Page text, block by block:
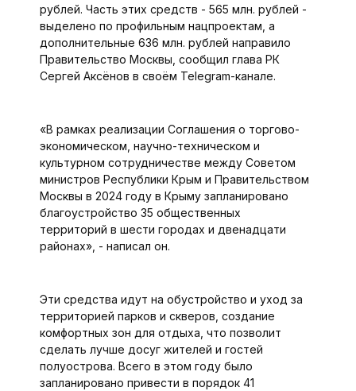
рублей. Часть этих средств - 565 млн. рублей -
выделено по профильным нацпроектам, а
дополнительные 636 млн. рублей направило
Правительство Москвы, сообщил глава РК
Сергей Аксёнов в своём Telegram-канале.
«В рамках реализации Соглашения о торгово-
экономическом, научно-техническом и
культурном сотрудничестве между Советом
министров Республики Крым и Правительством
Москвы в 2024 году в Крыму запланировано
благоустройство 35 общественных
территорий в шести городах и двенадцати
районах», - написал он.
Эти средства идут на обуст­ройство и уход за
территорией парков и скверов, создание
комфортных зон для отдыха, что позволит
сделать лучше досуг жителей и гостей
полуострова. Всего в этом году было
запланировано привести в порядок 41